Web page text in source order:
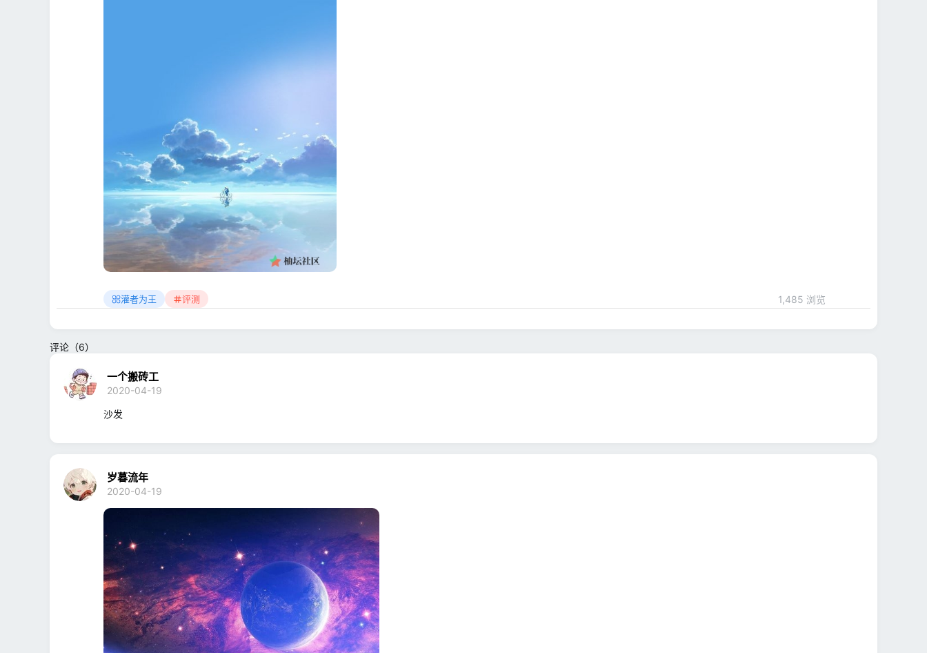
灌者为王 评测 1,485 浏览
评论（6）
一个搬砖工
2020-04-19
沙发
岁暮流年
2020-04-19